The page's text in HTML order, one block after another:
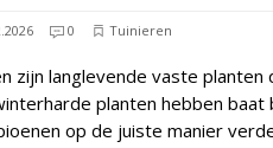
0 Tuinieren
zijn langlevende vaste
planten hebben
op de juiste manier